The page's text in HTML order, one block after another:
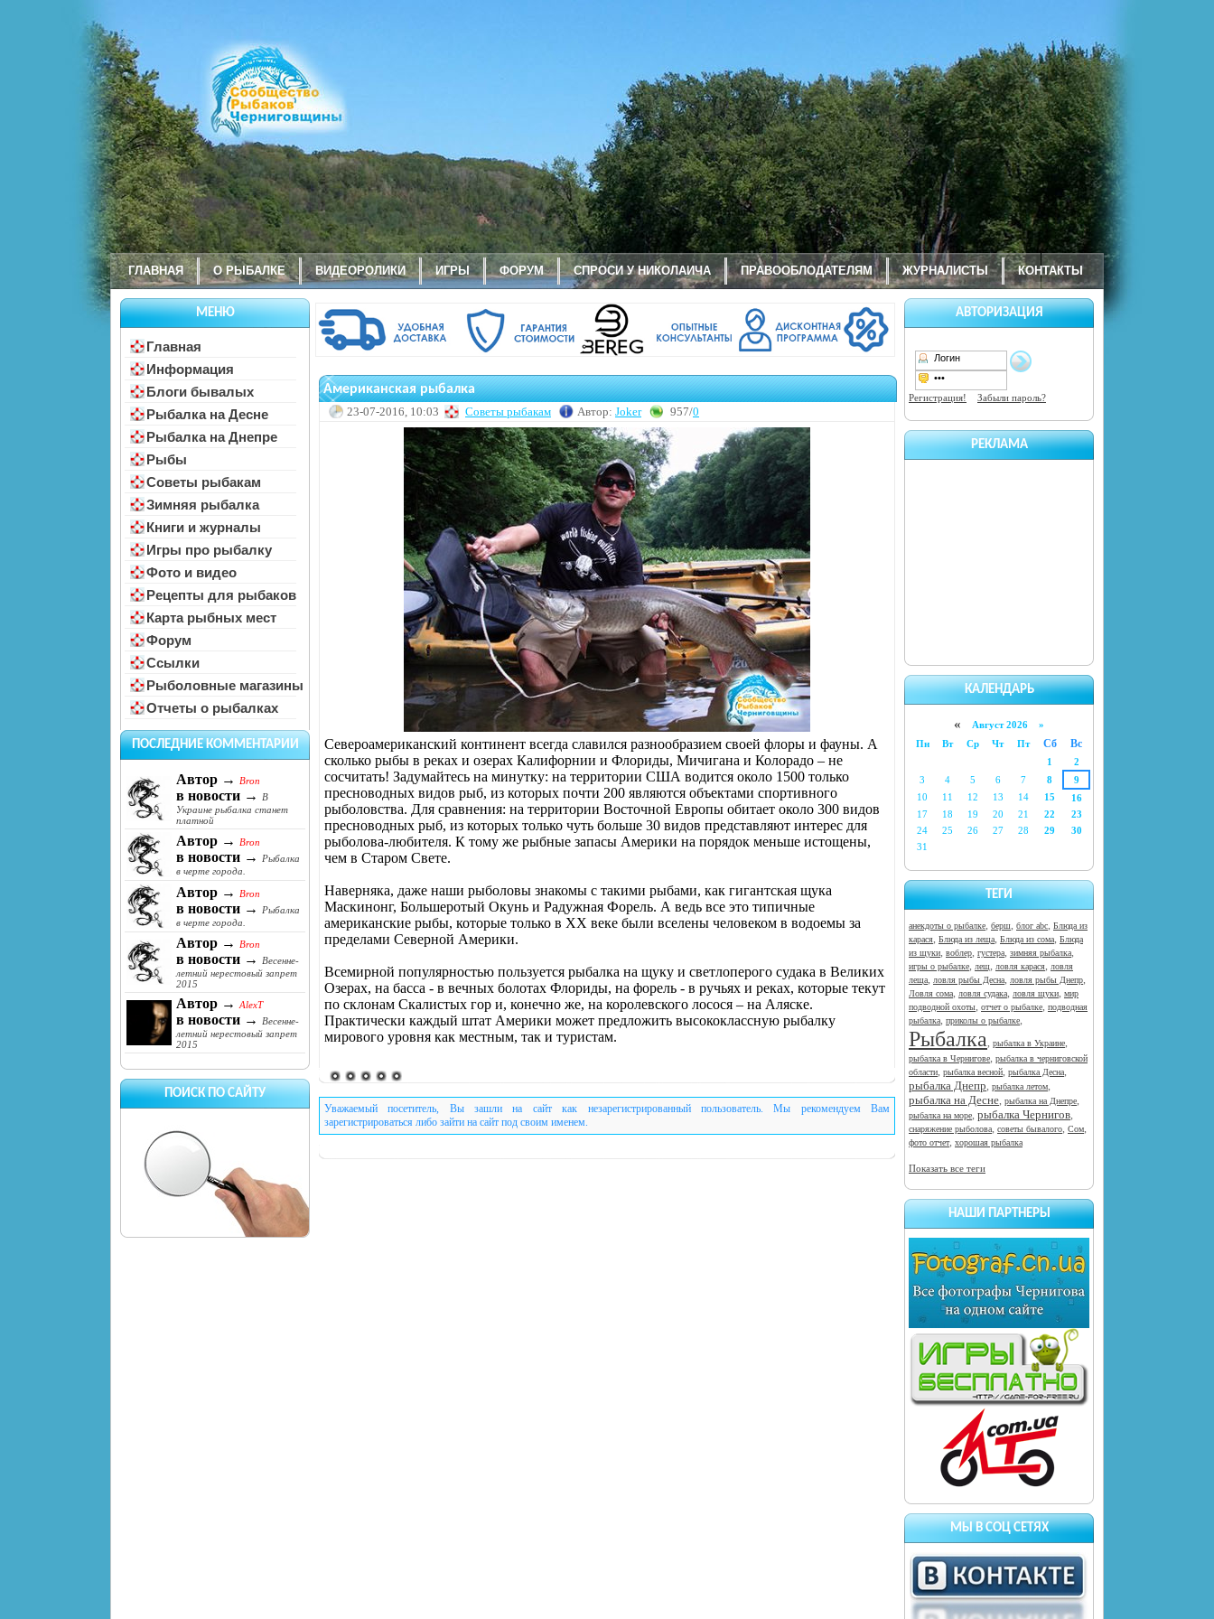
ГЛАВНАЯ О РЫБАЛКЕ ВИДЕОРОЛИКИ ИГРЫ ФОРУМ СПРОСИ У НИКОЛАИЧА ПРАВООБЛОДАТЕЛЯМ ЖУРНАЛИСТЫ КОНТАКТЫ
МЕНЮ
Главная
Информация
Блоги бывалых
Рыбалка на Десне
Рыбалка на Днепре
Рыбы
Советы рыбакам
Зимняя рыбалка
Книги и журналы
Игры про рыбалку
Фото и видео
Рецепты для рыбаков
Карта рыбных мест
Форум
Ссылки
Рыболовные магазины
Отчеты о рыбалках
ПОСЛЕДНИЕ КОММЕНТАРИИ
Автор → Bron
в новости →
В
Украине рыбалка станет
платной
Автор → Bron
в новости →
Рыбалка
в черте города.
Автор → Bron
в новости →
Рыбалка
в черте города.
Автор → Bron
в новости →
Весенне-
летний нерестовый запрет
2015
Автор → AlexT
в новости →
Весенне-
летний нерестовый запрет
2015
ПОИСК ПО САЙТУ
АВТОРИЗАЦИЯ
Регистрация! Забыли пароль?
РЕКЛАМА
КАЛЕНДАРЬ
« Август 2026 »
Пн
Вт Ср Чт Пт Сб Вс
1
2
3
4 5 6 7 8
9
10
11 12 13 14 15
16
17
18 19 20 21 22
23
24
25 26 27 28 29
30
31
ТЕГИ
анекдоты о рыбалке, берш, блог abc, Блюда из
карася, Блюда из леща, Блюда из сома, Блюда
из щуки, воблер, густера, зимняя рыбалка,
игры о рыбалке, лещ, ловля карася, ловля
леща, ловля рыбы Десна, ловля рыбы Днепр,
Ловля сома, ловля судака, ловля щуки, мир
подводной охоты, отчет о рыбалке, подводная
рыбалка, приколы о рыбалке,
Рыбалка, рыбалка в Украине,
рыбалка в Чернигове, рыбалка в черниговской
области, рыбалка весной, рыбалка Десна,
рыбалка Днепр, рыбалка летом,
рыбалка на Десне, рыбалка на Днепре,
рыбалка на море, рыбалка Чернигов,
снаряжение рыболова, советы бывалого, Сом,
фото отчет, хорошая рыбалка
Показать все теги
НАШИ ПАРТНЕРЫ
МЫ В СОЦ СЕТЯХ
Американская рыбалка
23-07-2016, 10:03 Советы рыбакам Автор: Joker 957/0
Североамериканский континент всегда славился разнообразием своей флоры и фауны. А
сколько рыбы в реках и озерах Калифорнии и Флориды, Мичигана и Колорадо – не
сосчитать! Задумайтесь на минутку: на территории США водится около 1500 только
пресноводных видов рыб, из которых почти 200 являются объектами спортивного
рыболовства. Для сравнения: на территории Восточной Европы обитает около 300 видов
пресноводных рыб, из которых только чуть больше 30 видов представляют интерес для
рыболова-любителя. К тому же рыбные запасы Америки на порядок меньше истощены,
чем в Старом Свете.
Наверняка, даже наши рыболовы знакомы с такими рыбами, как гигантская щука
Маскинонг, Большеротый Окунь и Радужная Форель. А ведь все это типичные
американские рыбы, которые только в ХХ веке были вселены человеком в водоемы за
пределами Северной Америки.
Всемирной популярностью пользуется рыбалка на щуку и светлоперого судака в Великих
Озерах, на басса - в вечных болотах Флориды, на форель - в ручьях и реках, которые текут
по склонам Скалистых гор и, конечно же, на королевского лосося – на Аляске.
Практически каждый штат Америки может предложить высококлассную рыбалку
мирового уровня как местным, так и туристам.
Уважаемый посетитель, Вы зашли на сайт как незарегистрированный пользователь. Мы рекомендуем Вам
зарегистрироваться либо зайти на сайт под своим именем.